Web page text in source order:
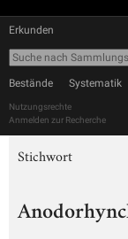
Erkunden
Bestände Systematik
Nutzungsrechte
Anmelden zur Recherche
Stichwort